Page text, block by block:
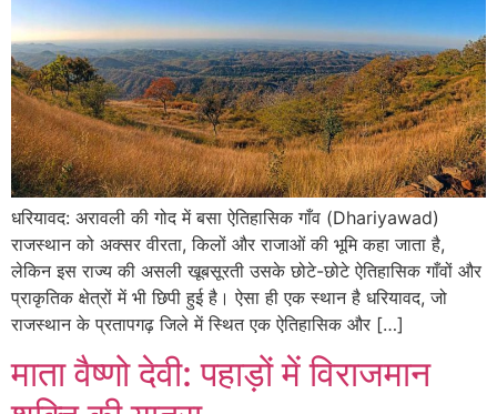
धरियावद: अरावली की गोद में बसा ऐतिहासिक गाँव (Dhariyawad)
राजस्थान को अक्सर वीरता, किलों और राजाओं की भूमि कहा जाता है,
लेकिन इस राज्य की असली खूबसूरती उसके छोटे-छोटे ऐतिहासिक गाँवों और
प्राकृतिक क्षेत्रों में भी छिपी हुई है। ऐसा ही एक स्थान है धरियावद, जो
राजस्थान के प्रतापगढ़ जिले में स्थित एक ऐतिहासिक और […]
माता वैष्णो देवी: पहाड़ों में विराजमान